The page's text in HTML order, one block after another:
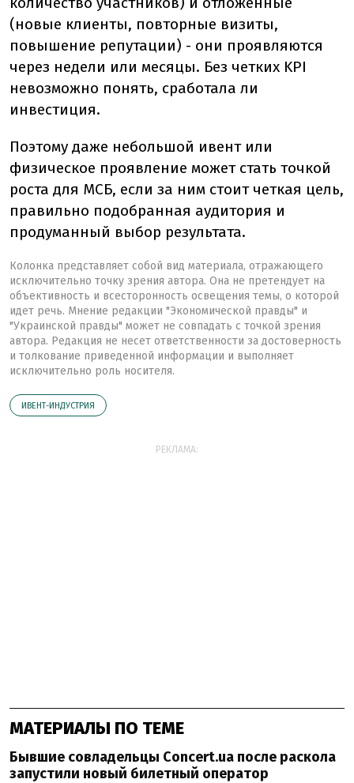
(новые клиенты, повторные визиты,
повышение репутации) - они проявляются
через недели или месяцы. Без четких KPI
невозможно понять, сработала ли
инвестиция.
Поэтому даже небольшой ивент или
физическое проявление может стать точкой
роста для МСБ, если за ним стоит четкая цель,
правильно подобранная аудитория и
продуманный выбор результата.
Колонка представляет собой вид материала, отражающего
исключительно точку зрения автора. Она не претендует на
объективность и всесторонность освещения темы, о которой
идет речь. Мнение редакции "Экономической правды" и
"Украинской правды" может не совпадать с точкой зрения
автора. Редакция не несет ответственности за достоверность
и толкование приведенной информации и выполняет
исключительно роль носителя.
ИВЕНТ-ИНДУСТРИЯ
РЕКЛАМА:
МАТЕРИАЛЫ ПО ТЕМЕ
Бывшие совладельцы Concert.ua после раскола
запустили новый билетный оператор